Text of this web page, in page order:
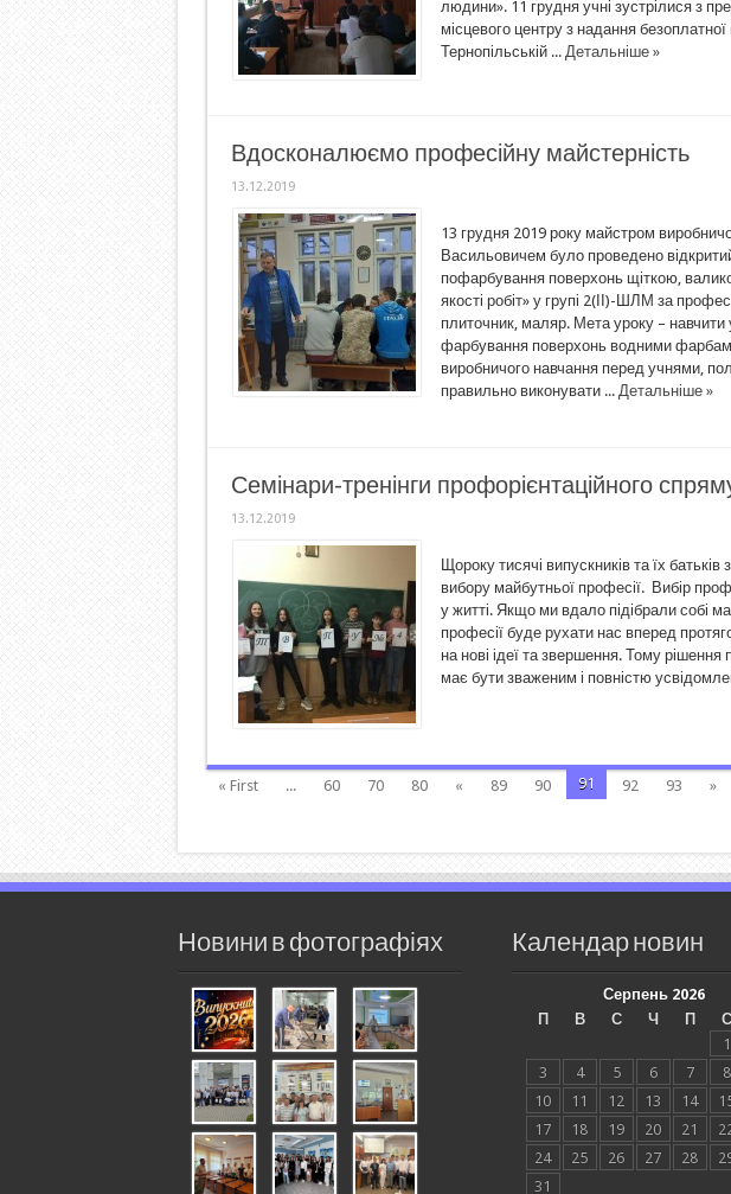
людини». 11 грудня учні зустрілися з
місцевого центру з надання
Тернопільській ... Детальніше »
Вдосконалюємо професійну майстерність
13.12.2019
13 грудня 2019 року майстром
Васильовичем було проведено
пофарбування поверхонь щіткою,
якості робіт» у групі 2(ІІ)-ШЛМ за
плиточник, маляр. Мета уроку – навчити
фарбування поверхонь водними
виробничого навчання перед учнями,
правильно виконувати ... Детальніше »
Семінари-тренінги профорієнтаційного
13.12.2019
Щороку тисячі випускників та їх
вибору майбутньої професії. Вибір
у житті. Якщо ми вдало підібрали собі
професії буде рухати нас вперед
на нові ідеї та звершення. Тому
має бути зваженим і повністю
« First ... 60 70 80 « 89 90 91 92 93 »
Новини в фотографіях Календар новин
Серпень 2026
П
В С Ч П С
1
3
4 5 6 7 8
10
11 12 13 14
17
18 19 20 21
24
25 26 27 28
31